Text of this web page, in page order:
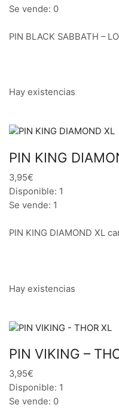
Se vende: 0
PIN BLACK SABBATH –
Hay existencias
PIN KING
3,95€
Disponible: 1
Se vende: 1
PIN KING DIAMOND XL
Hay existencias
PIN VIKING –
3,95€
Disponible: 1
Se vende: 0